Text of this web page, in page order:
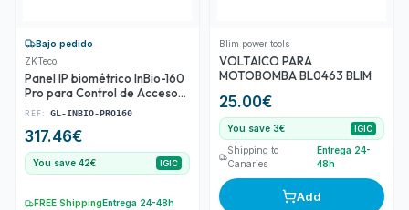
Bajo pedido
ZKTeco
Panel IP biométrico InBio-160
Pro para Control de Accesos
de 1 puerta y 4 lectores
REF: GL-INBIO-PRO160
317.46€
You save 42€ IGIC
FREE ShippingEntrega 24-48h
Blim power tools
VOLTAICO PARA
MOTOBOMBA BL0463 BLIM
25.00€
You save 3€ IGIC
Shipping to
Canaries
Entrega 24-
48h
Add